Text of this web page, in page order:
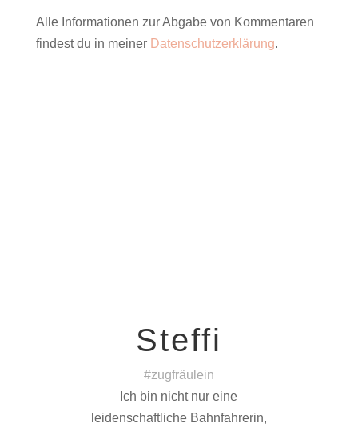
Alle Informationen zur Abgabe von Kommentaren
findest du in meiner Datenschutzerklärung.
Steffi
#zugfräulein
Ich bin nicht nur eine
leidenschaftliche Bahnfahrerin,